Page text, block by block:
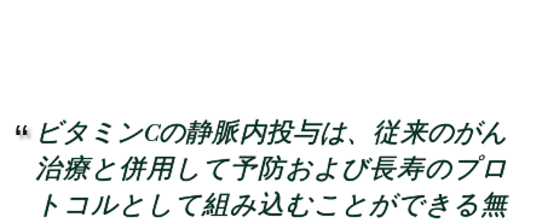
ビタミンCの静脈内投与は、従来のがん
治療と併用して予防および長寿のプロ
トコルとして組み込むことができる無